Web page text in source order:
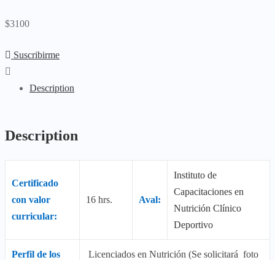
$3100
Suscribirme
Description
Description
Certificado
con valor
curricular:
16 hrs. Aval:
Instituto de
Capacitaciones en
Nutrición Clínico
Deportivo
Perfil de los
Licenciados en Nutrición (Se solicitará foto